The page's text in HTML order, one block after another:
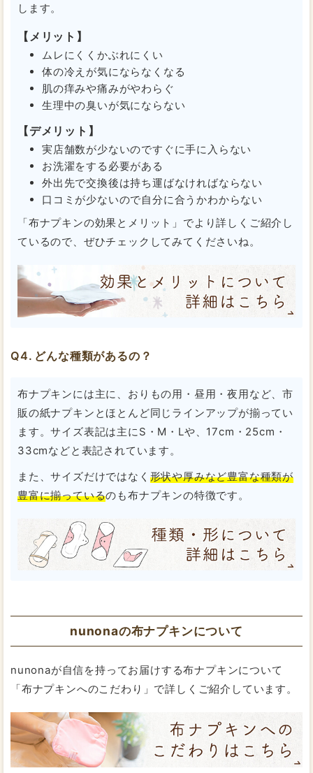
します。
【メリット】
ムレにくくかぶれにくい
体の冷えが気にならなくなる
肌の痒みや痛みがやわらぐ
生理中の臭いが気にならない
【デメリット】
実店舗数が少ないのですぐに手に入らない
お洗濯をする必要がある
外出先で交換後は持ち運ばなければならない
口コミが少ないので自分に合うかわからない
「布ナプキンの効果とメリット」でより詳しくご紹介し
ているので、ぜひチェックしてみてくださいね。
どんな種類があるの？
布ナプキンには主に、おりもの用・昼用・夜用など、市
販の紙ナプキンとほとんど同じラインアップが揃ってい
ます。サイズ表記は主にS・M・Lや、17cm・25cm・
33cmなどと表記されています。
また、サイズだけではなく 形状や厚みなど豊富な種類が
豊富に揃っているのも布ナプキンの特徴です。
nunonaの布ナプキンについて
nunonaが自信を持ってお届けする布ナプキンについて
「布ナプキンへのこだわり」で詳しくご紹介しています。